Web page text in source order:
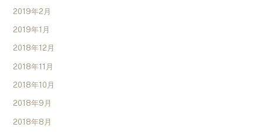
2019年2月
2019年1月
2018年12月
2018年11月
2018年10月
2018年9月
2018年8月